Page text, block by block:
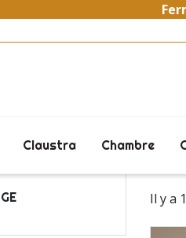
Claustra Chambre
Crédences Cuisine
Il y a